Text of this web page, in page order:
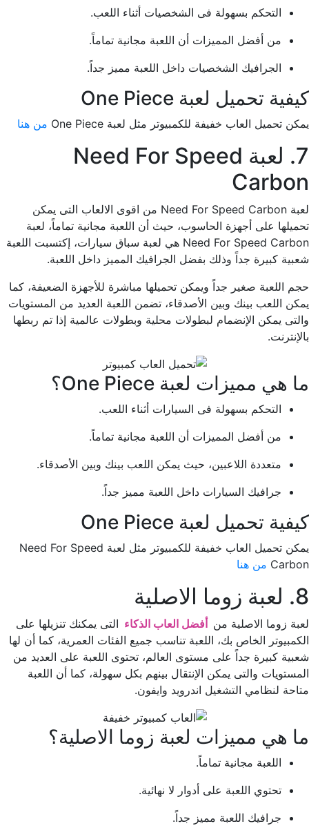
التحكم بسهولة فى الشخصيات أثناء اللعب.
من أفضل المميزات أن اللعبة مجانية تماماً.
الجرافيك الشخصيات داخل اللعبة مميز جداً.
كيفية تحميل لعبة One Piece
يمكن تحميل العاب خفيفة للكمبيوتر مثل لعبة One Piece من هنا
7. لعبة Need For Speed
Carbon
لعبة Need For Speed Carbon من اقوى الالعاب التى يمكن
تحميلها على أجهزة الحاسوب، حيث أن اللعبة مجانية تماماً، لعبة
Need For Speed Carbon هي لعبة سباق سيارات، إكتسبت اللعبة
شعبية كبيرة جداً وذلك بفضل الجرافيك المميز داخل اللعبة.
حجم اللعبة صغير جداً ويمكن تحميلها مباشرة للأجهزة الضعيفة، كما
يمكن اللعب بينك وبين الأصدقاء، تضمن اللعبة العديد من المستويات
والتى يمكن الإنضمام لبطولات محلية وبطولات عالمية إذا تم ربطها
بالإنترنت.
ما هي مميزات لعبة One Piece؟
التحكم بسهولة فى السيارات أثناء اللعب.
من أفضل المميزات أن اللعبة مجانية تماماً.
متعددة اللاعبين، حيث يمكن اللعب بينك وبين الأصدقاء.
جرافيك السيارات داخل اللعبة مميز جداً.
كيفية تحميل لعبة One Piece
يمكن تحميل العاب خفيفة للكمبيوتر مثل لعبة Need For Speed
Carbon من هنا
8. لعبة زوما الاصلية
لعبة زوما الاصلية من أفضل العاب الذكاء التى يمكنك تنزيلها على
الكمبيوتر الخاص بك، اللعبة تناسب جميع الفئات العمرية، كما أن لها
شعبية كبيرة جداً على مستوى العالم، تحتوى اللعبة على العديد من
المستويات والتى يمكن الإنتقال بينهم بكل سهولة، كما أن اللعبة
متاحة لنظامي التشغيل اندرويد وايفون.
ما هي مميزات لعبة زوما الاصلية؟
اللعبة مجانية تماماً.
تحتوي اللعبة على أدوار لا نهائية.
جرافيك اللعبة مميز جداً.